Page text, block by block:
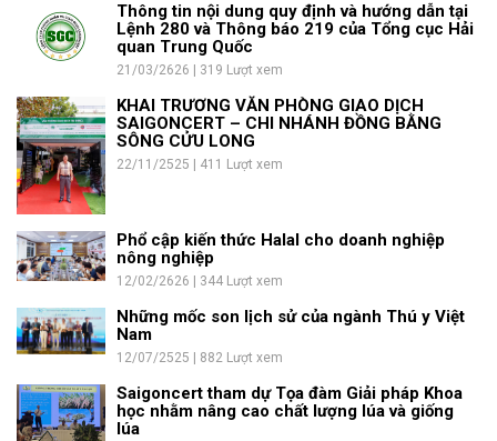
Thông tin nội dung quy định và hướng dẫn tại
Lệnh 280 và Thông báo 219 của Tổng cục Hải
quan Trung Quốc
21/03/2626 | 319 Lượt xem
KHAI TRƯƠNG VĂN PHÒNG GIAO DỊCH
SAIGONCERT – CHI NHÁNH ĐỒNG BẰNG
SÔNG CỬU LONG
22/11/2525 | 411 Lượt xem
Phổ cập kiến thức Halal cho doanh nghiệp
nông nghiệp
12/02/2626 | 344 Lượt xem
Những mốc son lịch sử của ngành Thú y Việt
Nam
12/07/2525 | 882 Lượt xem
Saigoncert tham dự Tọa đàm Giải pháp Khoa
học nhằm nâng cao chất lượng lúa và giống
lúa